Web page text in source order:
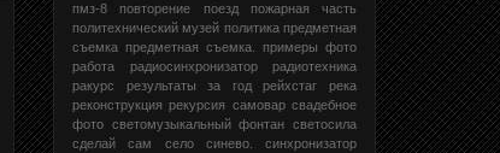
пмз-8
повторение поезд
пожарная часть
политехнический музей политика предметная
съемка предметная съемка.
примеры фото
работа
радиосинхронизатор
радиотехника
ракурс
результаты за год рейхстаг
река
реконструкция рекурсия самовар свадебное
фото светомузыкальный фонтан светосила
сделай сам
село синево.
синхронизатор